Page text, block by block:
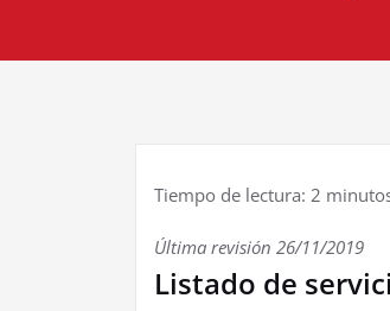
Tiempo de lectura: 2
Última revisión 26/11/2019
Listado de